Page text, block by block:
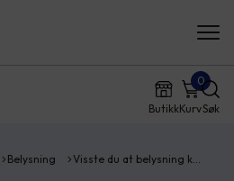
ButikkKurv
0
Søk
Belysning Visste du at belysning k…